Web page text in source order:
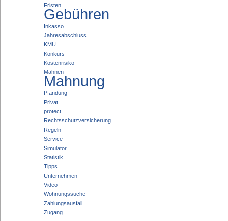
Fristen
Gebühren
Inkasso
Jahresabschluss
KMU
Konkurs
Kostenrisiko
Mahnen
Mahnung
Pfändung
Privat
protect
Rechtsschutzversicherung
Regeln
Service
Simulator
Statistik
Tipps
Unternehmen
Video
Wohnungssuche
Zahlungsausfall
Zugang